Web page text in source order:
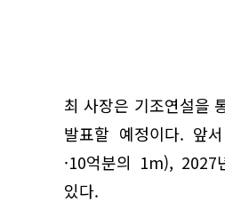
최 사장은 기조연설을
발표할 예정이다. 앞
·10억분의 1m),
있다.